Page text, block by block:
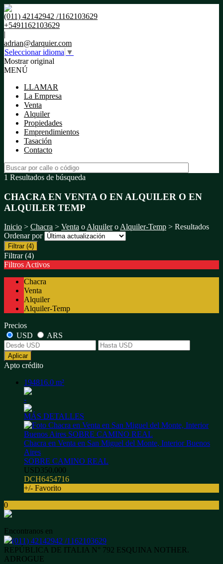
(011) 42142942 /1162103629
+5491162103629
|
adrian@darquier.com
Seleccionar idioma ▼
Mostrar original
MENÚ
LLAMAR
La Empresa
Venta
Alquiler
Propiedades
Emprendimientos
Tasación
Contacto
1 Resultados de búsqueda
CHACRA EN VENTA O EN ALQUILER O EN
ALQUILER TEMP
Inicio > Chacra > Venta oAlquileroAlquiler-Temp > Resultados
Ordenar por
Filtrar (4)
Filtrar (4)
Filtros Activos
Chacra
Venta
Alquiler
Alquiler-Temp
Precios
USD
ARS
Aplicar
Apto crédito
194816.0 m²
-
MÁS DETALLES
Chacra en Venta en San Miguel del Monte, Interior Buenos
Aires
SOBRE CAMINO REAL
USD350.000
DCH6454716
+/- Favorito
0
Encontranos en
(011) 42142942 /1162103629
REPÚBLICA DE ITALIA N° 792 ESQUINA NOTHER.
ADROGUE